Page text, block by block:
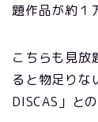
題作品が約１
こちらも見放
ると物足りな
DISCAS」と